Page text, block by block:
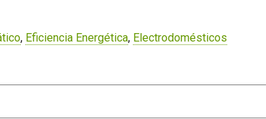
, Eficiencia Energética, Electrodomésticos